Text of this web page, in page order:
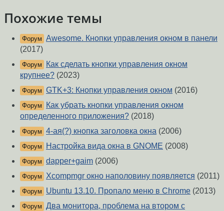
Похожие темы
Форум Awesome. Кнопки управления окном в панели
(2017)
Форум
Как сделать кнопки управления окном
крупнее? (2023)
Форум GTK+3: Кнопки управления окном (2016)
Форум
Как убрать кнопки управления окном
определенного приложения? (2018)
Форум 4-ая(?) кнопка заголовка окна (2006)
Форум Настройка вида окна в GNOME (2008)
Форум dapper+gaim (2006)
Форум Xcompmgr окно наполовину появляется (2011)
Форум Ubuntu 13.10. Пропало меню в Chrome (2013)
Форум Два монитора, проблема на втором с